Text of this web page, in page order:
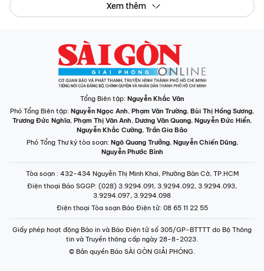
Xem thêm
Tổng Biên tập: Nguyễn Khắc Văn
Phó Tổng Biên tập: Nguyễn Ngọc Anh, Phạm Văn Trường, Bùi Thị Hồng Sương,
Trương Đức Nghĩa, Phạm Thị Vân Anh, Dương Văn Quang, Nguyễn Đức Hiển,
Nguyễn Khắc Cường, Trần Gia Bảo
Phó Tổng Thư ký tòa soạn: Ngô Quang Trưởng, Nguyễn Chiến Dũng,
Nguyễn Phước Bình
Tòa soạn : 432-434 Nguyễn Thị Minh Khai, Phường Bàn Cờ, TP.HCM
Điện thoại Báo SGGP: (028) 3.9294.091, 3.9294.092, 3.9294.093,
3.9294.097, 3.9294.098
Điện thoại Tòa soạn Báo Điện tử: 08 65 11 22 55
Giấy phép hoạt động Báo in và Báo Điện tử số 305/GP-BTTTT do Bộ Thông
tin và Truyền thông cấp ngày 28-8-2023.
© Bản quyền Báo SÀI GÒN GIẢI PHÓNG.